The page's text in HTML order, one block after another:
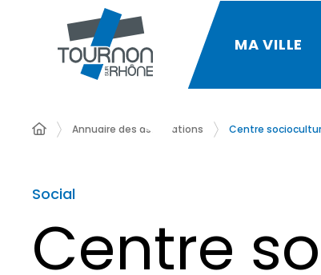
MA VILLE
Annuaire des associations Centre
Social
Centre